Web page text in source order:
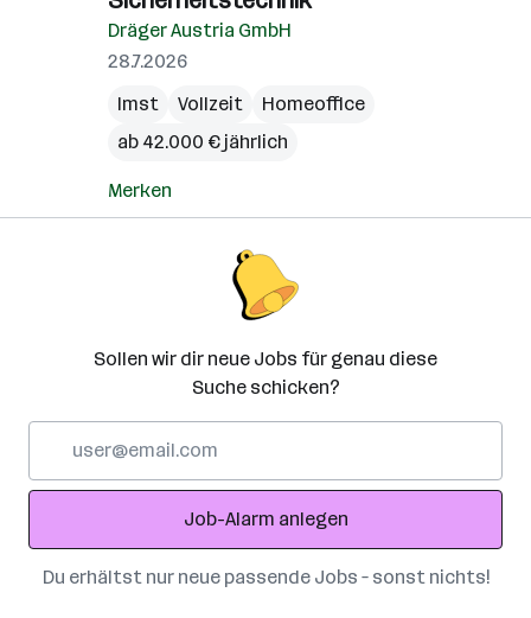
Dräger Austria GmbH
28.7.2026
Imst
Vollzeit
Homeoffice
ab 42.000 € jährlich
Merken
Sollen wir dir neue Jobs für genau diese
Suche schicken?
Adresse
Job-Alarm anlegen
Du erhältst nur neue passende Jobs – sonst nichts!